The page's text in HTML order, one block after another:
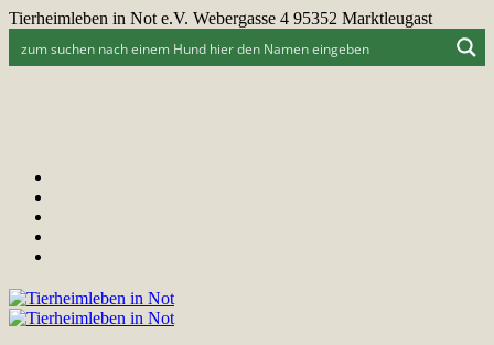
Tierheimleben in Not e.V. Webergasse 4 95352 Marktleugast